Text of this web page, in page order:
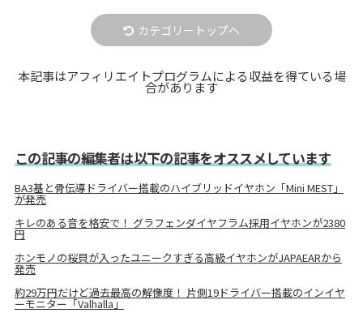
カテゴリートップへ
本記事はアフィリエイトプログラムによる収益を得ている場
合があります
この記事の編集者は以下の記事をオススメしています
BA3基と骨伝導ドライバー搭載のハイブリッドイヤホン「Mini MEST」
が発売
キレのある音を格安で！ グラフェンダイヤフラム採用イヤホンが2380
円
ホンモノの桜貝が入ったユニークすぎる高級イヤホンがJAPAEARから
発売
約29万円だけど過去最高の解像度！ 片側19ドライバー搭載のインイヤ
ーモニター「Valhalla」